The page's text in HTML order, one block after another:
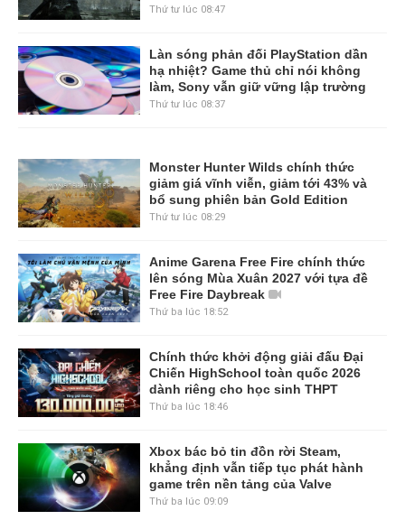
Thứ tư lúc 08:47
Làn sóng phản đối PlayStation dần
hạ nhiệt? Game thủ chỉ nói không
làm, Sony vẫn giữ vững lập trường
Thứ tư lúc 08:37
Monster Hunter Wilds chính thức
giảm giá vĩnh viễn, giảm tới 43% và
bổ sung phiên bản Gold Edition
Thứ tư lúc 08:29
Anime Garena Free Fire chính thức
lên sóng Mùa Xuân 2027 với tựa đề
Free Fire Daybreak
Thứ ba lúc 18:52
Chính thức khởi động giải đấu Đại
Chiến HighSchool toàn quốc 2026
dành riêng cho học sinh THPT
Thứ ba lúc 18:46
Xbox bác bỏ tin đồn rời Steam,
khẳng định vẫn tiếp tục phát hành
game trên nền tảng của Valve
Thứ ba lúc 09:09